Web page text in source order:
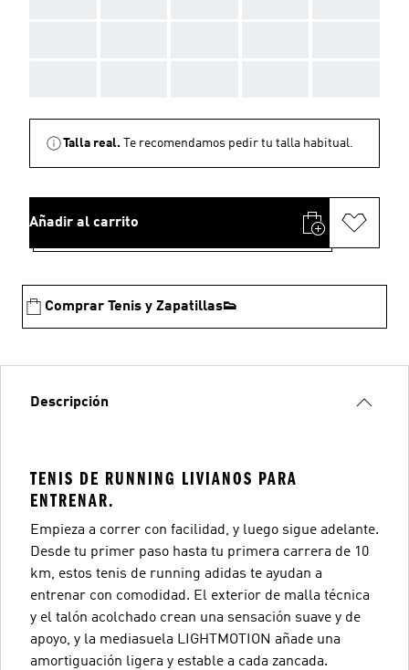
Talla real. Te recomendamos pedir tu talla habitual.
Añadir al carrito
Comprar Tenis y Zapatillas👟
Descripción
TENIS DE RUNNING LIVIANOS PARA
ENTRENAR.
Empieza a correr con facilidad, y luego sigue adelante.
Desde tu primer paso hasta tu primera carrera de 10
km, estos tenis de running adidas te ayudan a
entrenar con comodidad. El exterior de malla técnica
y el talón acolchado crean una sensación suave y de
apoyo, y la mediasuela LIGHTMOTION añade una
amortiguación ligera y estable a cada zancada.